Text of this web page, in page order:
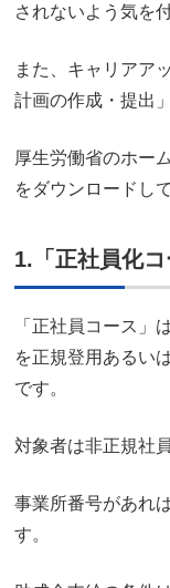
されないよう気を
また、キャリアア
計画の作成・提出
厚生労働省のホー
をダウンロードし
1.「正社員化
「正社員コース」
を正規登用あるい
です。
対象者は非正規社
事業所番号があれ
す。